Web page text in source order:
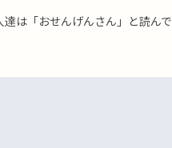
は「おせんげんさん」と読ん